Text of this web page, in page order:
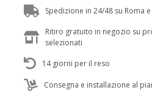
Spedizione in 24/48 su Roma
Ritiro gratuito in negozio su
selezionati
14 giorni per il reso
Consegna e installazione al